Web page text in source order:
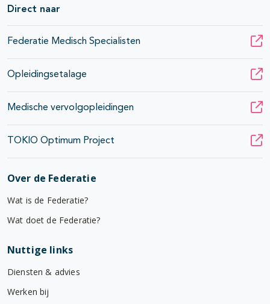
Direct naar
Federatie Medisch Specialisten
Opleidingsetalage
Medische vervolgopleidingen
TOKIO Optimum Project
Over de Federatie
Wat is de Federatie?
Wat doet de Federatie?
Nuttige links
Diensten & advies
Werken bij